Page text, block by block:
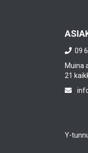
09
Muina
21
Y-